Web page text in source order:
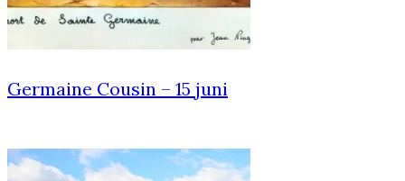
Germaine Cousin – 15 juni